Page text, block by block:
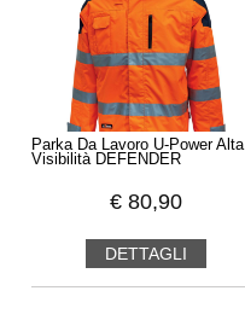
Parka Da Lavoro U-Power Alta
Visibilità DEFENDER
€ 80,90
DETTAGLI